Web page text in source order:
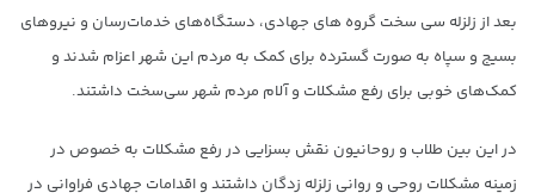
بعد از زلزله سی سخت گروه های جهادی، دستگاه‌های خدمات‌رسان و نیروهای
بسیج و سپاه به صورت گسترده برای کمک به مردم این شهر اعزام شدند و
کمک‌های خوبی برای رفع مشکلات و آلام مردم شهر سی‌سخت داشتند.
در این بین طلاب و روحانیون نقش بسزایی در رفع مشکلات به خصوص در
زمینه مشکلات روحی و روانی زلزله زدگان داشتند و اقدامات جهادی فراوانی در